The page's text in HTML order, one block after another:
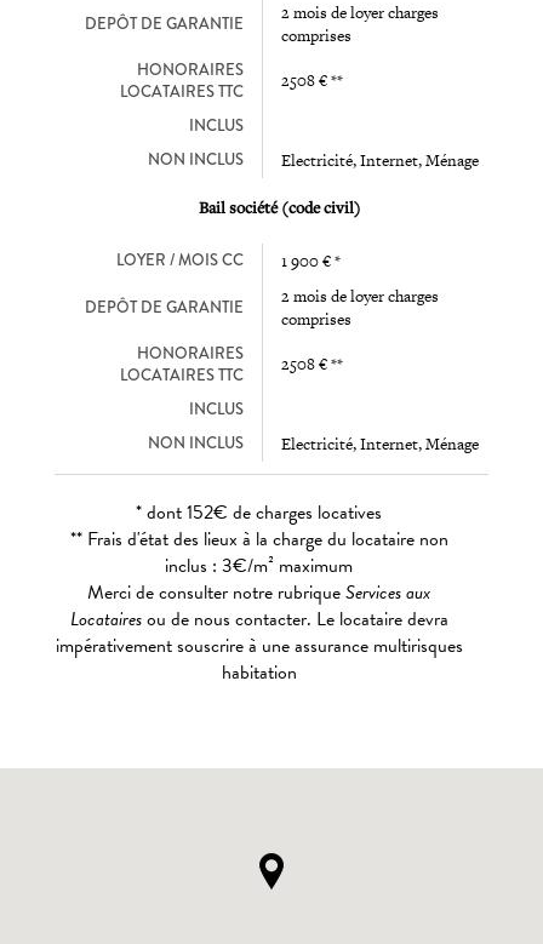
DEPÔT DE GARANTIE
2 mois de loyer charges
comprises
HONORAIRES
LOCATAIRES TTC
2508 € **
INCLUS
NON INCLUS
Electricité, Internet, Ménage
Bail société (code civil)
LOYER / MOIS CC 1 900 € *
DEPÔT DE GARANTIE
2 mois de loyer charges
comprises
HONORAIRES
LOCATAIRES TTC
2508 € **
INCLUS
NON INCLUS
Electricité, Internet, Ménage
* dont 152€ de charges locatives
** Frais d'état des lieux à la charge du locataire non
inclus : 3€/m² maximum
Merci de consulter notre rubriqueServices aux
Locatairesou de nous contacter. Le locataire devra
impérativement souscrire à une assurance multirisques
habitation